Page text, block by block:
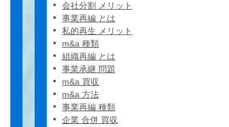
会社分割 メリット
事業再編 とは
私的再生 メリット
m&a 種類
組織再編 とは
事業承継 問題
m&a 買収
m&a 方法
事業再編 種類
企業 合併 買収